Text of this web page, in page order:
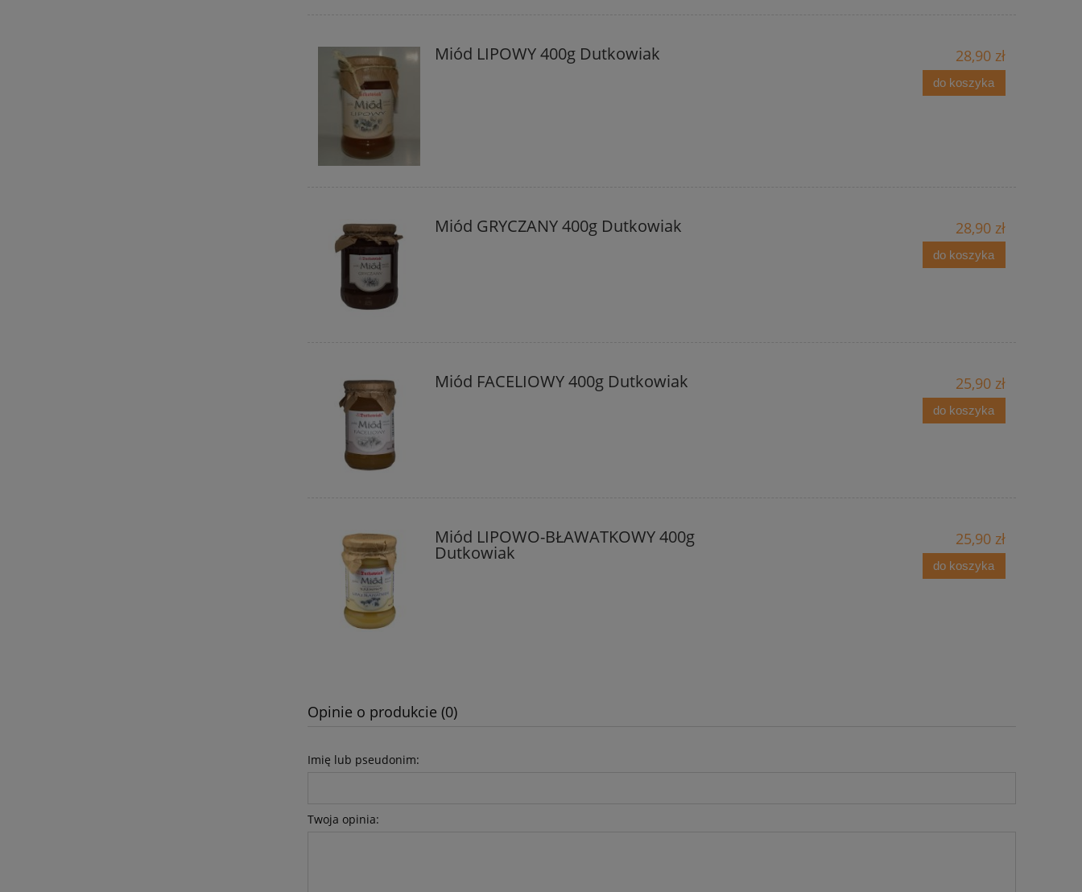
Miód LIPOWY 400g Dutkowiak 28,90 zł
do koszyka
Miód GRYCZANY 400g Dutkowiak 28,90 zł
do koszyka
Miód FACELIOWY 400g Dutkowiak 25,90 zł
do koszyka
Miód LIPOWO-BŁAWATKOWY 400g
Dutkowiak
25,90 zł
do koszyka
Opinie o produkcie (0)
Imię lub pseudonim:
Twoja opinia: